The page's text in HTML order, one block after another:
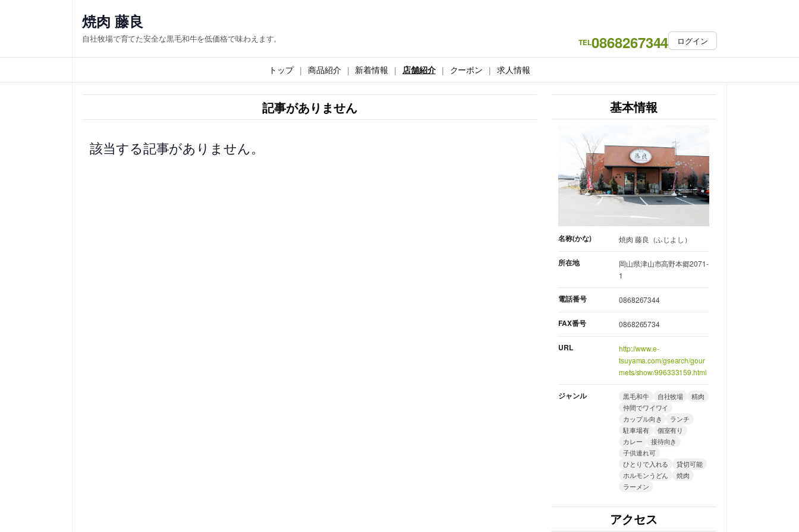
ス
キ
焼肉 藤良
自社牧場で育てた安全な黒毛和牛を低価格で味わえます。 TEL0868267344 ログイン
トップ 商品紹介 新着情報 店舗紹介 クーポン 求人情報
記事がありません
該当する記事がありません。
基本情報
名称(かな) 焼肉 藤良（ふじよし）
所在地
岡山県津山市高野本郷2071-
1
電話番号 0868267344
FAX番号 0868265734
URL
http://www.e-
tsuyama.com/gsearch/gour
mets/show/996333159.html
ジャンル 黒毛和牛 自社牧場
精肉
仲間でワイワイ
カップル向き
ランチ
駐車場有
個室有り
カレー
接待向き
子供連れ可
ひとりで入れる
貸切可能
ホルモンうどん
焼肉
ラーメン
アクセス